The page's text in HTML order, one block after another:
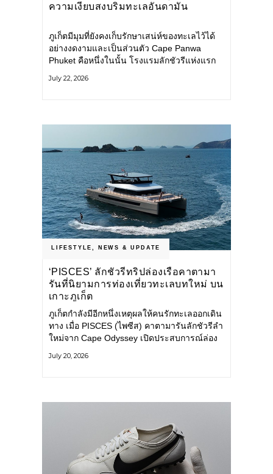
ความเงียบสงบริมทะเลอันดามัน
ภูเก็ตมีมุมที่ยังคงเก็บรักษาเสน่ห์ของทะเลไว้ได้
อย่างงดงามและเป็นส่วนตัว Cape Panwa
Phuket คือหนึ่งในนั้น โรงแรมลักชัวรีแห่งแรก
แหลมพันวา ทางตะวันออกเฉียงใต้ของเกาะ
July 22, 2026
LIFESTYLE, NEWS & UPDATE
‘PISCES’ ลักชัวรีทริปล่องเรือคาตามา
รันที่นิยามการท่องเที่ยวทะเลบทใหม่ บน
เกาะภูเก็ต
ภูเก็ตกำลังมีอีกหนึ่งเหตุผลให้คนรักทะเลออกเดิน
ทาง เมื่อ PISCES (ไพซีส) คาตามารันลักชัวรีลำ
ใหม่จาก Cape Odyssey เปิดประสบการณ์ล่อง
ไป ผสานความสะดวกสบายแบบโรงแรมระดับ
July 20, 2026